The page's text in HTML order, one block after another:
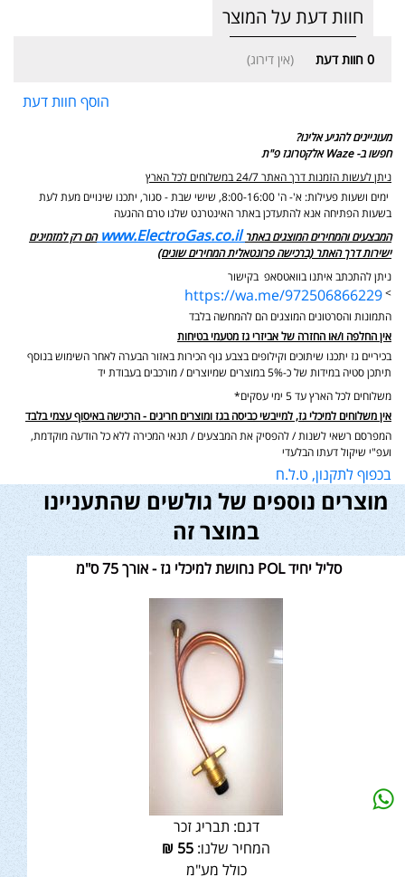
חוות דעת על המוצר
0 חוות דעת (אין דירוג)
הוסף חוות דעת
מעוניינים להגיע אלינו?
חפשו ב- Waze אלקטרוגז פ"ת
ניתן לעשות הזמנות דרך האתר 24/7 במשלוחים לכל הארץ
ימים ושעות פעילות: א'- ה' 8:00-16:00, שישי שבת - סגור,
יתכנו שינויים מעת לעת
בשעות הפתיחה אנא להתעדכן באתר האינטרנט שלנו טרם ההגעה
המבצעים והמחירים המוצגים באתר www.ElectroGas.co.il הם רק למזמינים
ישירות דרך האתר (ברכישה פרונטאלית המחירים שונים)
ניתן להתכתב איתנו בוואטסאפ בקישור
>
https://wa.me/972506866229
התמונות והסרטונים המוצגים הם להמחשה בלבד
אין החלפה ו/או החזרה של אביזרי גז מטעמי בטיחות
בכיריים גז יתכנו שיתוכים וקילופים בצבע גוף הכירות באזור הבערה לאחר השימוש בנוסף
תיתכן סטיה במידות של כ-5% במוצרים שמיוצרים / מורכבים בעבודת יד
משלוחים לכל הארץ עד 5 ימי עסקים*
אין משלוחים למיכלי גז, למייבשי כביסה בגז ומוצרים חריגים - הרכישה באיסוף עצמי בלבד
המפרסם רשאי לשנות / להפסיק את המבצעים / תנאי המכירה ללא כל הודעה מוקדמת,
ועפ"י שיקול דעתו הבלעדי
בכפוף לתקנון, ט.ל.ח
מוצרים נוספים של גולשים שהתעניינו
במוצר זה
סליל יחיד POL נחושת למיכלי גז - אורך 75 ס"מ
דגם: תבריג זכר
המחיר שלנו: 55
₪
כולל מע"מ